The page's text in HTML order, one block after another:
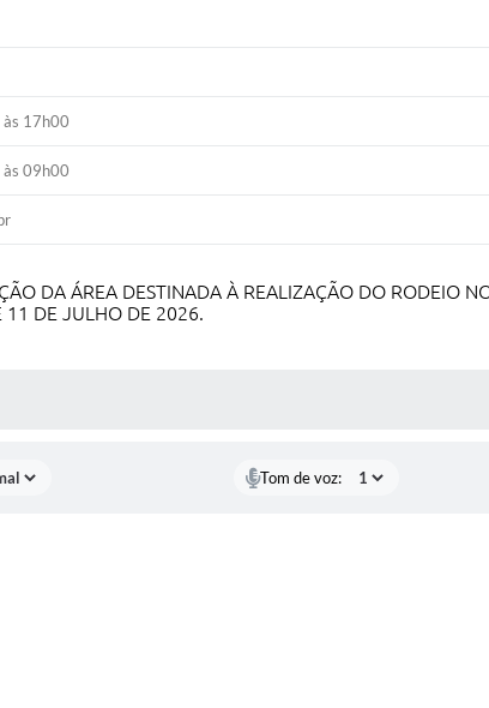
17h00
09h00
DA ÁREA DESTINADA À REALIZAÇÃO DO RODEIO
11 DE JULHO DE 2026.
Tom de voz: